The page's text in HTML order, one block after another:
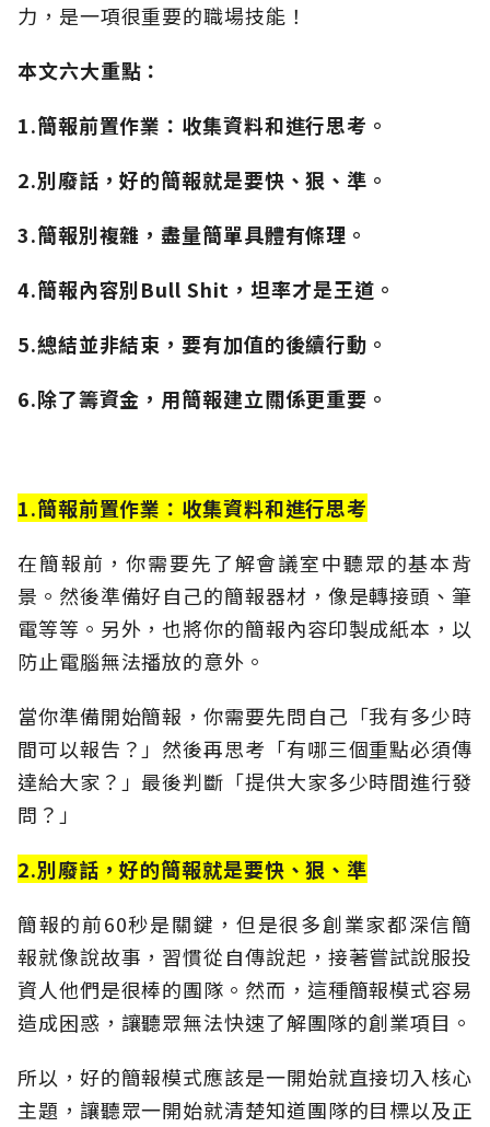
力，是一項很重要的職場技能！
本文六大重點 ：
1.簡報前置作業：收集資料和進行思考。
2.別廢話，好的簡報就是要快、狠、準。
3.簡報別複雜，盡量簡單具體有條理。
4.簡報內容別Bull Shit，坦率才是王道。
5.總結並非結束，要有加值的後續行動。
6.除了籌資金，用簡報建立關係更重要。
1.簡報前置作業：收集資料和進行思考
在簡報前，你需要先了解會議室中聽眾的基本背
景。然後準備好自己的簡報器材，像是轉接頭、筆
電等等。另外，也將你的簡報內容印製成紙本，以
防止電腦無法播放的意外。
當你準備開始簡報，你需要先問自己「我有多少時
間可以報告？」然後再思考「有哪三個重點必須傳
達給大家？」最後判斷「提供大家多少時間進行發
問？」
2.別廢話，好的簡報就是要快、狠、準
簡報的前60秒是關鍵，但是很多創業家都深信簡
報就像說故事，習慣從自傳說起，接著嘗試說服投
資人他們是很棒的團隊。然而，這種簡報模式容易
造成困惑，讓聽眾無法快速了解團隊的創業項目。
所以，好的簡報模式應該是一開始就直接切入核心
主題，讓聽眾一開始就清楚知道團隊的目標以及正